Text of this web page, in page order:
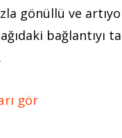
gönüllü ve
bağlantıyı
gör